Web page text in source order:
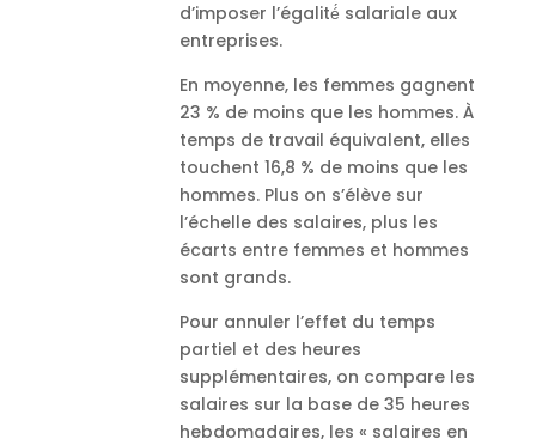
d’imposer l’égalité́ salariale aux
entreprises.
En moyenne, les femmes gagnent
23 % de moins que les hommes. À
temps de travail équivalent, elles
touchent 16,8 % de moins que les
hommes. Plus on s’élève sur
l’échelle des salaires, plus les
écarts entre femmes et hommes
sont grands.
Pour annuler l’effet du temps
partiel et des heures
supplémentaires, on compare les
salaires sur la base de 35 heures
hebdomadaires, les « salaires en